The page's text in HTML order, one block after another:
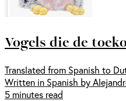
Vogels die de
Translated from Spanish to
Written in Spanish by
5 minutes read